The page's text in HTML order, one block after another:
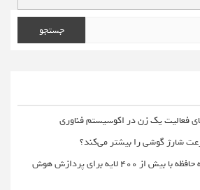
فعالیت یک زن در اکوسیستم فناوری
شارژ گوشی را بیشتر می‌کند؟
سامسونگ از اولین تراشه حافظه با بیش از ۴۰۰ لایه برای پردازش هوش